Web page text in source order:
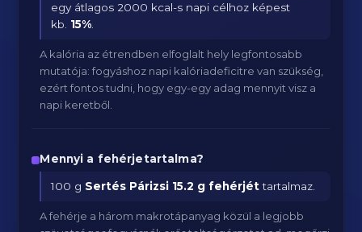
egy átlagos 2000 kcal-s napi célhoz képest
kb. 15%
A kalória az étrendben elfoglalt hely legfontosabb
mutatója: fogyáshoz napi kalóriadeficitre van szükség,
ezért fontos tudni, hogy egy-egy adag mennyit visz a
napi keretből.
Mennyi a fehérjetartalma?
100 g Sertés Párizsi 15.2 g fehérjéttartalmaz.
A fehérje a három makrotápanyag közül a legjobb